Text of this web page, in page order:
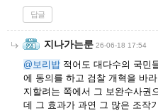
답글
지나가는룬 26-06-18 17:54
@보리밥 적어도 대다수의 국민
에 동의를 하고 검찰 개혁을 바
지할려는 쪽에서 그 보완수사권
데 그 효과가 과연 그 많은 조작